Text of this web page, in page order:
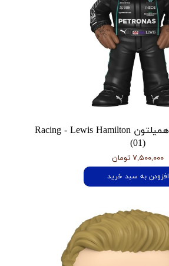
فانکو پاپ لوییس همیلتون Racing - Lewis Hamilton
(01)
۷,۵۰۰,۰۰۰ تومان
افزودن به سبد خرید